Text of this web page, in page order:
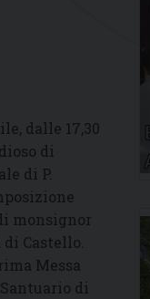
dalle 17,30
di
di P.
monsignor
Castello.
Messa
di